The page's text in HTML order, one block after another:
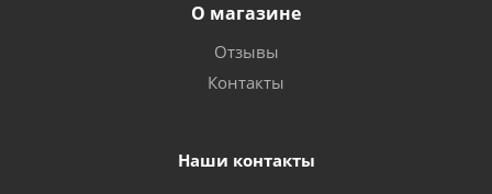
О магазине
Отзывы
Контакты
Наши контакты